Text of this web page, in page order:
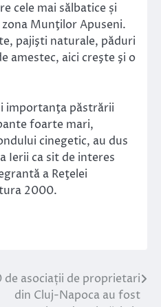
cele mai sălbatice și
Munţilor Apuseni.
pajişti naturale, păduri
amestec, aici creşte şi o
importanţa păstrării
foarte mari,
cinegetic, au dus
Ierii ca sit de interes
a Reţelei
2000.
de asociații de proprietari
din Cluj-Napoca au fost